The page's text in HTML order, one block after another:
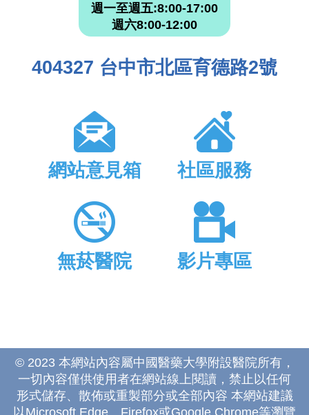
週一至週五:8:00-17:00
週六8:00-12:00
404327 台中市北區育德路2號
網站意見箱 社區服務
無菸醫院 影片專區
© 2023 本網站內容屬中國醫藥大學附設醫院所有，
一切內容僅供使用者在網站線上閱讀，禁止以任何
形式儲存、散佈或重製部分或全部內容 本網站建議
以Microsoft Edge、Firefox或Google Chrome等瀏覽